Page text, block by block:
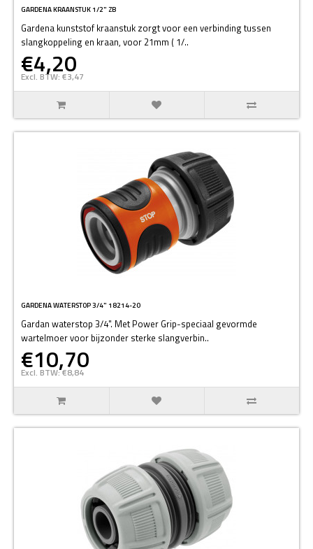
GARDENA KRAANSTUK 1/2" ZB
Gardena kunststof kraanstuk zorgt voor een verbinding tussen
slangkoppeling en kraan, voor 21mm ( 1/..
€4,20
Excl. BTW: €3,47
GARDENA WATERSTOP 3/4" 18214-20
Gardan waterstop 3/4". Met Power Grip-speciaal gevormde
wartelmoer voor bijzonder sterke slangverbin..
€10,70
Excl. BTW: €8,84